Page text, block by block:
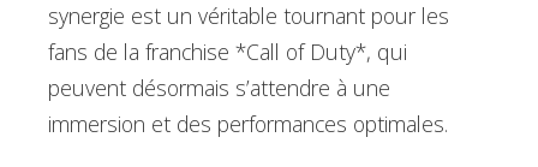
synergie est un véritable tournant pour les
fans de la franchise *Call of Duty*, qui
peuvent désormais s’attendre à une
immersion et des performances optimales.